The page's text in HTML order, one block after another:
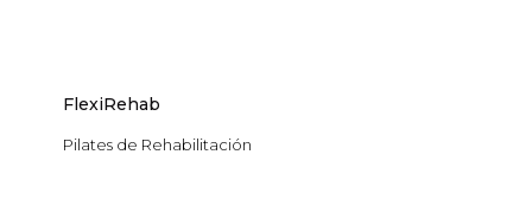
FlexiRehab
Pilates de Rehabilitación